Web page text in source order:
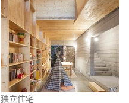
独立住宅